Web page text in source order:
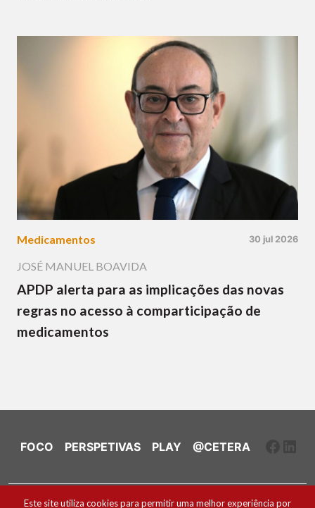
Medicamentos 30 jul 2026
JOSÉ MANUEL BOAVIDA
APDP alerta para as implicações das novas
regras no acesso à comparticipação de
medicamentos
FOCO PERSPETIVAS PLAY @CETERA
Ficha Técnica e Estatuto Editorial
Este site utiliza cookies para permitir uma melhor experiência por